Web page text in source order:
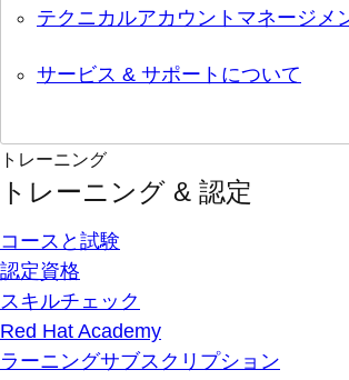
テクニカルアカウントマネージメ
サービス & サポートについて
トレーニング
トレーニング & 認定
コースと試験
認定資格
スキルチェック
Red Hat Academy
ラーニングサブスクリプション